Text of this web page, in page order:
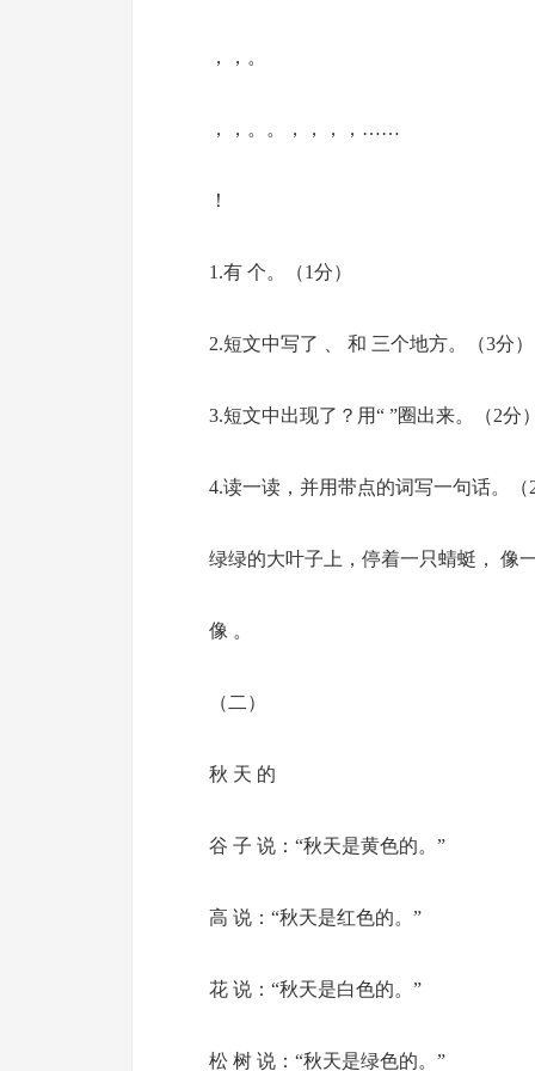
，，。
，，。。，，，，……
！
1.有 个。（1分）
2.短文中写了 、 和 三个地方。（3分）
3.短文中出现了？用“ ”圈出来。（2分）
4.读一读，并用带点的词写一句话。（2
绿绿的大叶子上，停着一只蜻蜓， 像
像 。
（二）
秋 天 的
谷 子 说：“秋天是黄色的。”
高 说：“秋天是红色的。”
花 说：“秋天是白色的。”
松 树 说：“秋天是绿色的。”